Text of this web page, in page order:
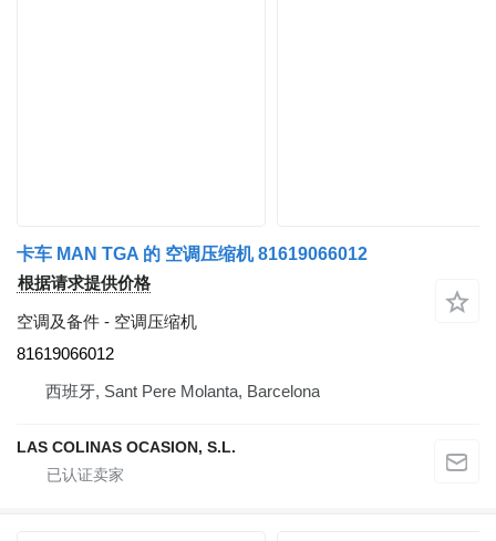
卡车 MAN TGA 的 空调压缩机 81619066012
根据请求提供价格
空调及备件 - 空调压缩机
81619066012
西班牙, Sant Pere Molanta, Barcelona
LAS COLINAS OCASION, S.L.